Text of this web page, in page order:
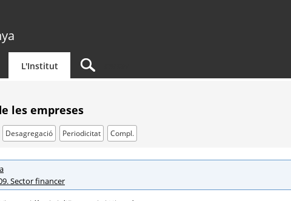
L'Institut
les empreses
Desagregació Periodicitat Compl.
Sector financer